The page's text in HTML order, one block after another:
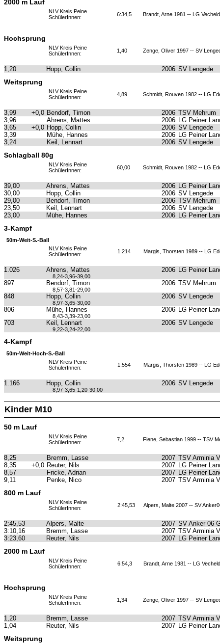
2000 m Lauf
NLV Kreis Peine
SchülerInnen:
6:34,5 Brandt, Arne 1981 -- LG
Hochsprung
NLV Kreis Peine
SchülerInnen:
1,40 Zenge, Oliver 1997 -- SV
1,20 Hopp, Collin 2006 SV Lengede
Weitsprung
NLV Kreis Peine
SchülerInnen:
4,89 Schmidt, Rouven 1982 -- LG
3,99 +0,0 Bendorf, Timon 2006 TSV Mehrum
3,96
Ahrens, Mattes 2006 LG Peiner
3,65
+0,0 Hopp, Collin 2006 SV Lengede
3,39
Mühe, Hannes 2006 LG Peiner
3,24
Keil, Lennart 2006 SV Lengede
Schlagball 80g
NLV Kreis Peine
SchülerInnen:
60,00 Schmidt, Rouven 1982 -- LG
39,00 Ahrens, Mattes 2006 LG Peiner
30,00
Hopp, Collin 2006 SV Lengede
29,00
Bendorf, Timon 2006 TSV Mehrum
23,50
Keil, Lennart 2006 SV Lengede
23,00
Mühe, Hannes 2006 LG Peiner
3-Kampf
50m-Weit-S.-Ball
NLV Kreis Peine
SchülerInnen:
1.214 Margis, Thorsten 1989 -- LG
1.026 Ahrens, Mattes 2006 LG Peiner
8,24-3,96-39,00
897 Bendorf, Timon 2006 TSV Mehrum
8,57-3,81-29,00
848 Hopp, Collin 2006 SV Lengede
8,97-3,65-30,00
806 Mühe, Hannes 2006 LG Peiner
8,43-3,39-23,00
703 Keil, Lennart 2006 SV Lengede
9,22-3,24-22,00
4-Kampf
50m-Weit-Hoch-S.-Ball
NLV Kreis Peine
SchülerInnen:
1.554 Margis, Thorsten 1989 -- LG
1.166 Hopp, Collin 2006 SV Lengede
8,97-3,65-1,20-30,00
Kinder M10
50 m Lauf
NLV Kreis Peine
SchülerInnen:
7,2 Fiene, Sebastian 1999 -- TSV
8,25 Bremm, Lasse 2007 TSV Arminia
8,35
+0,0 Reuter, Nils 2007 LG Peiner
8,57
Fricke, Adrian 2007 LG Peiner
9,11
Penke, Nico 2007 TSV Arminia
800 m Lauf
NLV Kreis Peine
SchülerInnen:
2:45,53 Alpers, Malte 2007 -- SV
2:45,53 Alpers, Malte 2007 SV Anker 06
3:10,16
Bremm, Lasse 2007 TSV Arminia
3:23,60
Reuter, Nils 2007 LG Peiner
2000 m Lauf
NLV Kreis Peine
SchülerInnen:
6:54,3 Brandt, Arne 1981 -- LG
Hochsprung
NLV Kreis Peine
SchülerInnen:
1,34 Zenge, Oliver 1997 -- SV
1,20 Bremm, Lasse 2007 TSV Arminia
1,04
Reuter, Nils 2007 LG Peiner
Weitsprung